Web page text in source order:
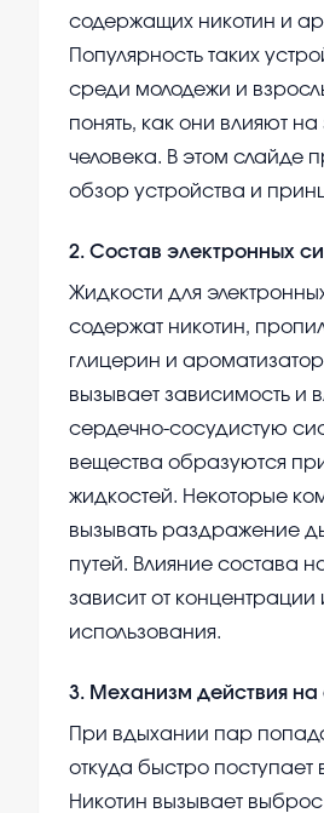
содержащих никотин и
Популярность таких
среди молодежи и
понять, как они влияют
человека. В этом слайде
обзор устройства и
2. Состав электронных
Жидкости для
содержат никотин,
глицерин и
вызывает зависимость и
сердечно-сосудистую
вещества образуются
жидкостей. Некоторые
вызывать раздражение
путей. Влияние состава
зависит от концентрации
использования.
3. Механизм действия на
При вдыхании пар
откуда быстро поступает
Никотин вызывает